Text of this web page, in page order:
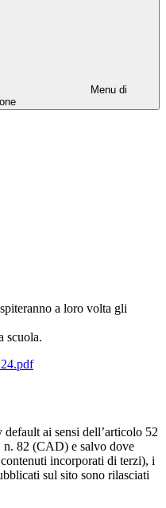
Menu di
a loro volta gli
scuola.
ai sensi dell’articolo 52
n. 82 (CAD) e salvo dove
incorporati di terzi), i
sul sito sono rilasciati